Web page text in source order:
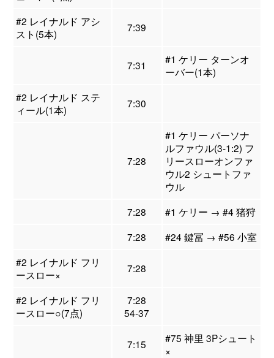
#2 レイナルド アシ
スト(5本)
7:39
7:31
#1 ケリー ターンオ
ーバー(1本)
#2 レイナルド ステ
ィール(1本)
7:30
7:28
#1 ケリー パーソナ
ルファウル(3-1:2) フ
リースローオンファ
ウル2 シュートファ
ウル
7:28
#1 ケリー → #4 猪狩
7:28
#24 鍵冨 → #56 小室
#2 レイナルド フリ
ースロー×
7:28
#2 レイナルド フリ
ースロー○(7点)
7:28
54-37
7:15
#75 神里 3Pシュート
×